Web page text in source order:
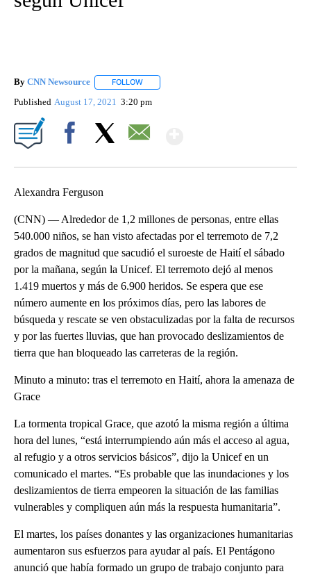
By CNN Newsource FOLLOW
Published August 17, 2021 3:20 pm
Alexandra Ferguson
(CNN) — Alrededor de 1,2 millones de personas, entre ellas
540.000 niños, se han visto afectadas por el terremoto de 7,2
grados de magnitud que sacudió el suroeste de Haití el sábado
por la mañana, según la Unicef. El terremoto dejó al menos
1.419 muertos y más de 6.900 heridos. Se espera que ese
número aumente en los próximos días, pero las labores de
búsqueda y rescate se ven obstaculizadas por la falta de recursos
y por las fuertes lluvias, que han provocado deslizamientos de
tierra que han bloqueado las carreteras de la región.
Minuto a minuto: tras el terremoto en Haití, ahora la amenaza de
Grace
La tormenta tropical Grace, que azotó la misma región a última
hora del lunes, “está interrumpiendo aún más el acceso al agua,
al refugio y a otros servicios básicos”, dijo la Unicef en un
comunicado el martes. “Es probable que las inundaciones y los
deslizamientos de tierra empeoren la situación de las familias
vulnerables y compliquen aún más la respuesta humanitaria”.
El martes, los países donantes y las organizaciones humanitarias
aumentaron sus esfuerzos para ayudar al país. El Pentágono
anunció que había formado un grupo de trabajo conjunto para